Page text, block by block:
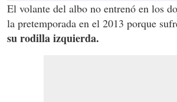
El volante del albo no entrenó en los
la pretemporada en el 2013 porque
su rodilla izquierda.